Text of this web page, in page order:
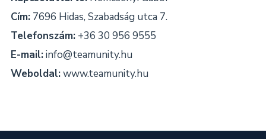
Cím:7696 Hidas, Szabadság utca 7.
Telefonszám:+36 30 956 9555
E-mail:info@teamunity.hu
Weboldal:www.teamunity.hu